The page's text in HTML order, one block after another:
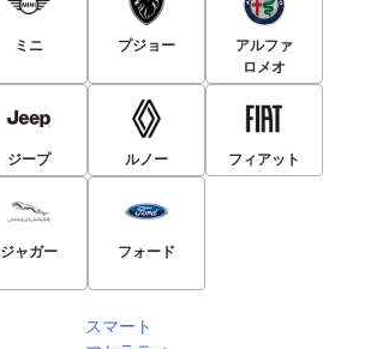
ミニ プジョー
アルファ
ロメオ
ジープ ルノー フィアット
ジャガー フォード
スマート